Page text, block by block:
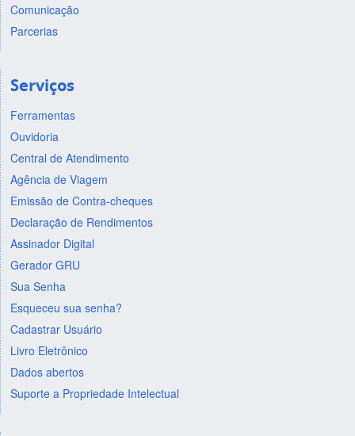
Comunicação
Parcerias
Serviços
Ferramentas
Ouvidoria
Central de Atendimento
Agência de Viagem
Emissão de Contra-cheques
Declaração de Rendimentos
Assinador Digital
Gerador GRU
Sua Senha
Esqueceu sua senha?
Cadastrar Usuário
Livro Eletrônico
Dados abertos
Suporte a Propriedade Intelectual